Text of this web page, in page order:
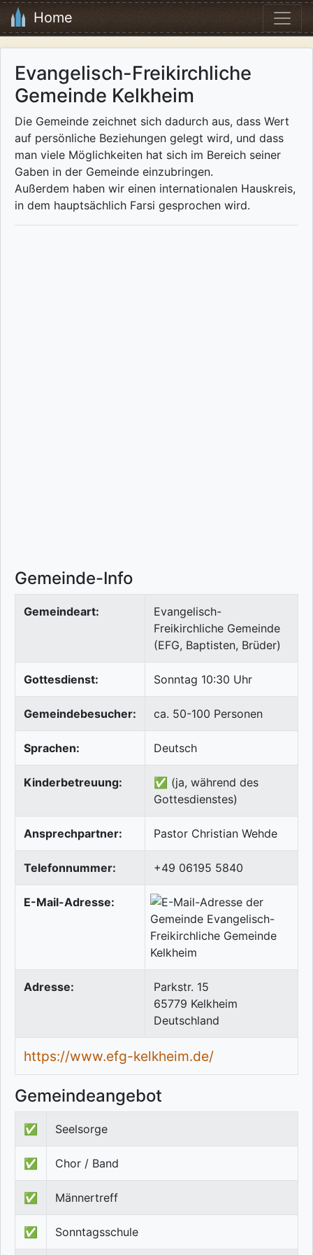
Home
Evangelisch-Freikirchliche
Gemeinde Kelkheim
Die Gemeinde zeichnet sich dadurch aus, dass Wert
auf persönliche Beziehungen gelegt wird, und dass
man viele Möglichkeiten hat sich im Bereich seiner
Gaben in der Gemeinde einzubringen.
Außerdem haben wir einen internationalen Hauskreis,
in dem hauptsächlich Farsi gesprochen wird.
Gemeinde-Info
Gemeindeart:
Evangelisch-
Freikirchliche Gemeinde
(EFG, Baptisten, Brüder)
Gottesdienst: Sonntag 10:30 Uhr
Gemeindebesucher: ca. 50-100 Personen
Sprachen: Deutsch
Kinderbetreuung:
✅ (ja, während des
Gottesdienstes)
Ansprechpartner: Pastor Christian Wehde
Telefonnummer: +49 06195 5840
E-Mail-Adresse:
Adresse:
Parkstr. 15
65779 Kelkheim
Deutschland
https://www.efg-kelkheim.de/
Gemeindeangebot
✅ Seelsorge
✅ Chor / Band
✅ Männertreff
✅ Sonntagsschule